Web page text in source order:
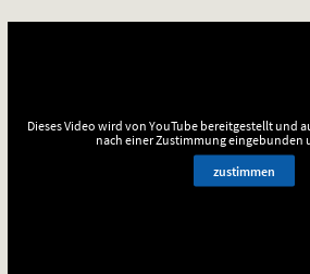
Dieses Video wird von YouTube bereitgestellt und
nach einer Zustimmung eingebunden
zustimmen